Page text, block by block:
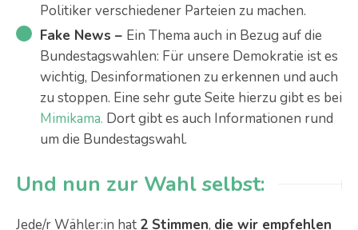
Politiker verschiedener Parteien zu machen.
Fake News – Ein Thema auch in Bezug auf die
Bundestagswahlen: Für unsere Demokratie ist es
wichtig, Desinformationen zu erkennen und auch
zu stoppen. Eine sehr gute Seite hierzu gibt es bei
Mimikama. Dort gibt es auch Informationen rund
um die Bundestagswahl.
Und nun zur Wahl selbst:
Jede/r Wähler:in hat 2 Stimmen, die wir empfehlen